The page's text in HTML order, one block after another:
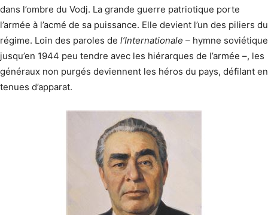
dans l’ombre du Vodj. La grande guerre patriotique porte
l’armée à l’acmé de sa puissance. Elle devient l’un des piliers du
régime. Loin des paroles de l’Internationale – hymne soviétique
jusqu’en 1944 peu tendre avec les hiérarques de l’armée –, les
généraux non purgés deviennent les héros du pays, défilant en
tenues d’apparat.